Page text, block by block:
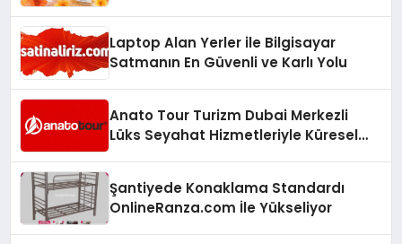
Laptop Alan Yerler ile Bilgisayar
Satmanın En Güvenli ve Karlı Yolu
Anato Tour Turizm Dubai Merkezli
Lüks Seyahat Hizmetleriyle Küresel
Şantiyede Konaklama Standardı
OnlineRanza.com İle Yükseliyor